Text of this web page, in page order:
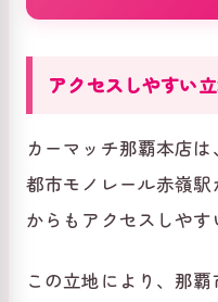
アクセスしやすい
カーマッチ那覇本店
都市モノレール赤嶺
からもアクセスしや
この立地により、那